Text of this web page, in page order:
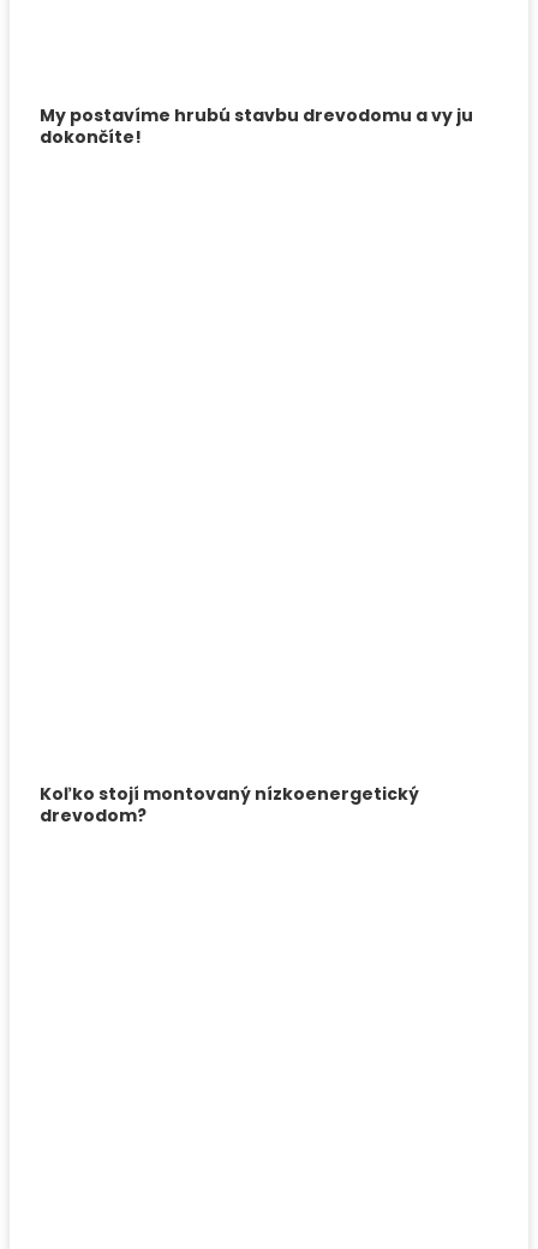
My postavíme hrubú stavbu drevodomu a vy ju
dokončíte!
Koľko stojí montovaný nízkoenergetický
drevodom?